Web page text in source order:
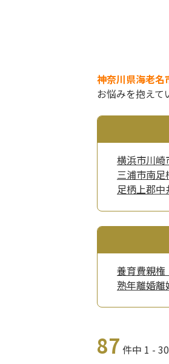
神奈川県海老名
お悩みを抱えて
横浜市川崎
三浦市南足
足柄上郡中
養育費親権
熟年離婚離
87 件中 1 -